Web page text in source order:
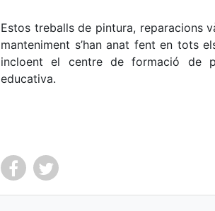
Estos treballs de pintura, reparacions
manteniment s’han anat fent en tots
incloent el centre de formació de
educativa.